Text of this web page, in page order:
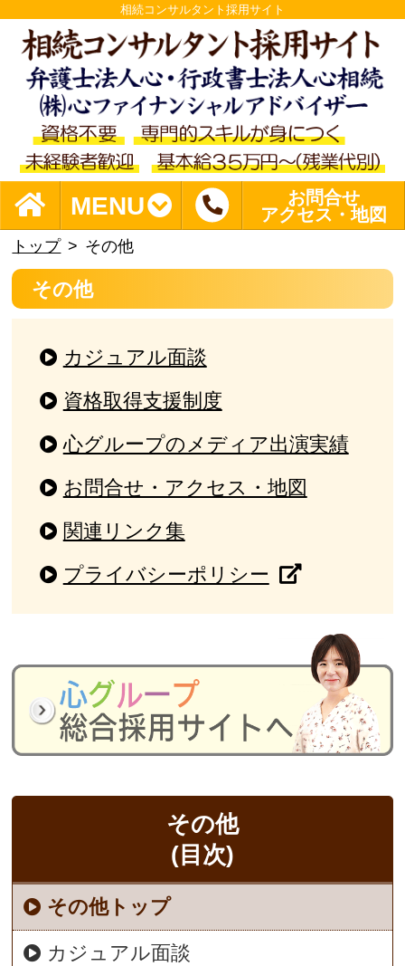
相続コンサルタント採用サイト
MENU
お問合せ
アクセス・地図
トップ その他
その他
カジュアル面談
資格取得支援制度
心グループのメディア出演実績
お問合せ・アクセス・地図
関連リンク集
プライバシーポリシー
その他
(目次)
その他トップ
カジュアル面談